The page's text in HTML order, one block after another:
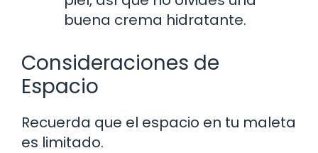
buena crema hidratante.
Consideraciones de
Espacio
Recuerda que el espacio en tu maleta
es limitado.